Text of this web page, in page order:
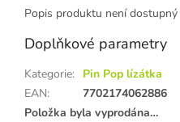
Popis produktu není dostupný
Doplňkové parametry
Kategorie: Pin Pop lízátka
EAN:
7702174062886
Položka byla vyprodána…